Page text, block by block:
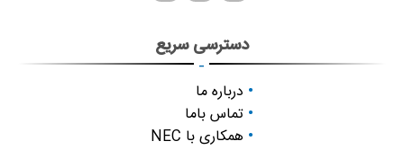
دسترسی سریع
-
درباره ما
تماس باما
همکاری با NEC